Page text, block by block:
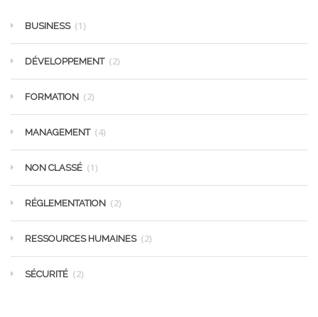
BUSINESS (1)
DÉVELOPPEMENT (2)
FORMATION (2)
MANAGEMENT (4)
NON CLASSÉ (1)
RÉGLEMENTATION (2)
RESSOURCES HUMAINES (2)
SÉCURITÉ (2)